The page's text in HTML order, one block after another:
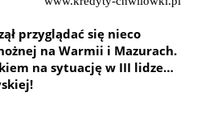
przyglądać się nieco
na Warmii i Mazurach.
na sytuację w III lidze…